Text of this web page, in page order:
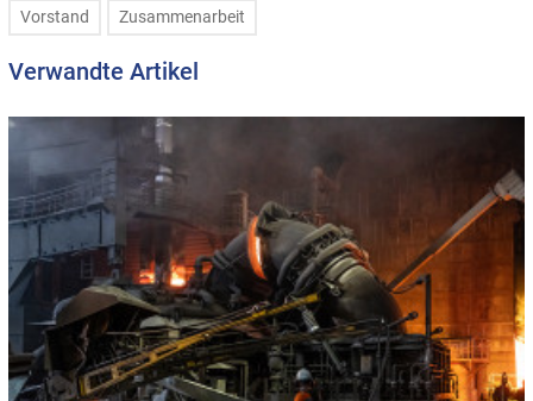
Vorstand Zusammenarbeit
Verwandte Artikel